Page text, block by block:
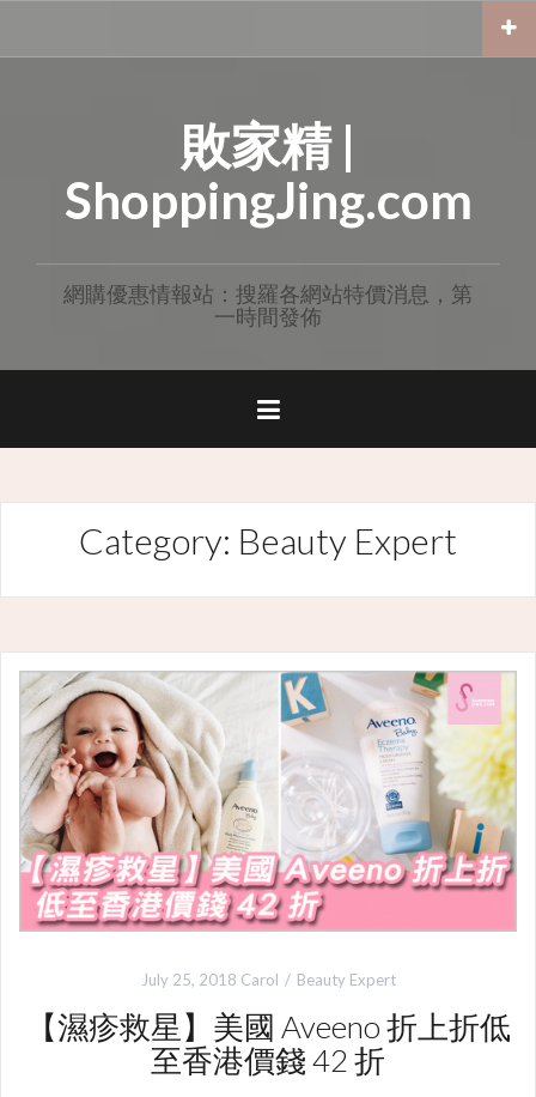
敗家精 |
ShoppingJing.com
網購優惠情報站：搜羅各網站特價消息，第
一時間發佈
Category: Beauty Expert
July 25, 2018 Carol Beauty Expert
【濕疹救星】美國 Aveeno 折上折低
至香港價錢 42 折